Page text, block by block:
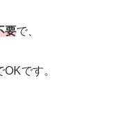
要で、
です。